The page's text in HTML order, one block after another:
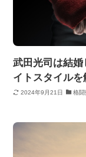
武田光司は結
イトスタイルを
2024年9月21日 格闘